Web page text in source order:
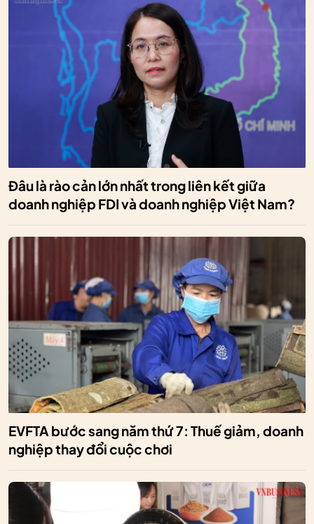
Đâu là rào cản lớn nhất trong liên kết giữa
doanh nghiệp FDI và doanh nghiệp Việt Nam?
EVFTA bước sang năm thứ 7: Thuế giảm, doanh
nghiệp thay đổi cuộc chơi